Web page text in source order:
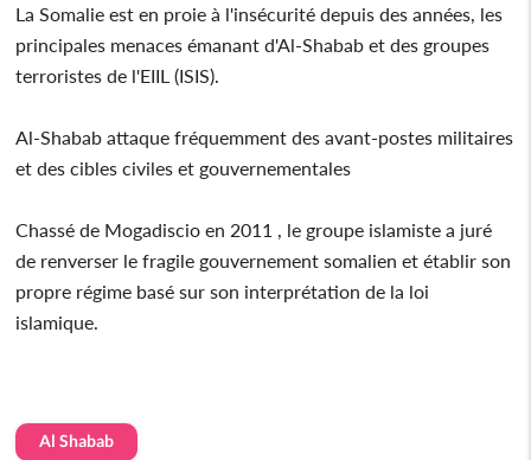
La Somalie est en proie à l'insécurité depuis des années, les
principales menaces émanant d'Al-Shabab et des groupes
terroristes de l'EIIL (ISIS).
Al-Shabab attaque fréquemment des avant-postes militaires
et des cibles civiles et gouvernementales
Chassé de Mogadiscio en 2011 , le groupe islamiste a juré
de renverser le fragile gouvernement somalien et établir son
propre régime basé sur son interprétation de la loi
islamique.
Al Shabab